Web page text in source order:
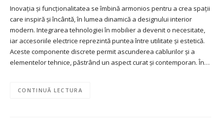
Inovația și funcționalitatea se îmbină armonios pentru a crea spații
care inspiră și încântă, în lumea dinamică a designului interior
modern. Integrarea tehnologiei în mobilier a devenit o necesitate,
iar accesoriile electrice reprezintă puntea între utilitate și estetică.
Aceste componente discrete permit ascunderea cablurilor și a
elementelor tehnice, păstrând un aspect curat și contemporan. În…
CONTINUĂ LECTURA